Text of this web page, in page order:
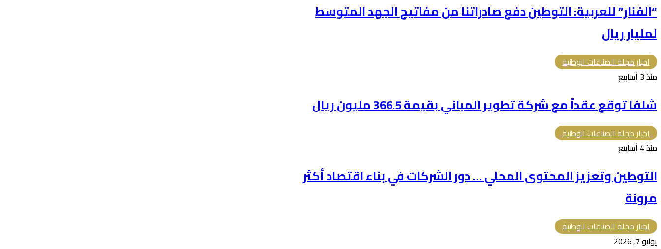
“الفنار” للعربية: التوطين دفع صادراتنا من مفاتيح الجهد المتوسط
لمليار ريال
اخبار مجلة الصناعات الوطنية
منذ 3 أسابيع
شلفا توقع عقداً مع شركة تطوير المباني بقيمة 366.5 مليون ريال
اخبار مجلة الصناعات الوطنية
منذ 4 أسابيع
التوطين وتعزيز المحتوى المحلي … دور الشركات في بناء اقتصاد أكثر
مرونة
اخبار مجلة الصناعات الوطنية
يوليو 7, 2026